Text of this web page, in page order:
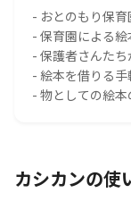
- おとのもり保
- 保育園による
- 保護者さんた
- 絵本を借りる手
- 物としての絵
カシカンの使